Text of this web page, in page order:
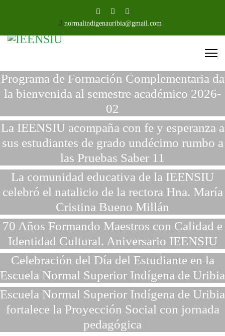
normalindigenauribia@gmail.com
Programa de Formación Complementaria da
la bienvenida al semestre académico 2026-
02
La IEENSIU acompaña con fe y esperanza a
sus estudiantes de grado undécimo rumbo a
las Pruebas Saber 11
La comunidad educativa de la IEENSIU
celebró el natalicio de la rectora Hna. María
Cristina Bueno Millán
70 Años Formando Maestros con Calidad e
Identidad Cultural. Aniversario IEENSIU
Celebración del Día del Estudiante en la
Escuela Normal Superior Indígena de Uribia
Escuela Normal Superior Indígena de Uribia
fortalece la Proyección Social con jornada
pedagógica